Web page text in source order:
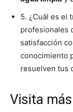
5. ¿Cuál es el
profesionales
satisfacción
conocimiento
resuelven tus
Visita